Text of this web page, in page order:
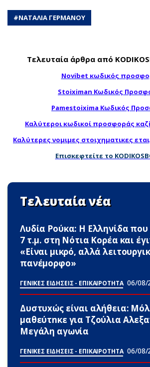
#ΝΑΤΑΛΙΑ ΓΕΡΜΑΝΟΥ
Τελευταία άρθρα από
Novibet κωδικός
Stoiximan Κωδικός
Pamestoixima Κωδικός
Καλύτεροι κωδικοί προσφοράς
Καλύτερες νομιμες στοιχηματικες
Επισκεφτείτε το
Τελευταία νέα
Λυδία Ρούκα: Η Ελληνίδα που
7 τ.μ. στη Νότια Κορέα και
«Είναι μικρό, αλλά
πανέμορφο»
ΓΕΝΙΚΕΣ ΕΙΔΗΣΕΙΣ - ΕΠΙΚΑΙΡΟΤΗΤΑ 06/08/
Δυστυxώς είναι αλήθεια:
μαθεύτnκε για Τζούλια
Μεγάλη αγωνία
ΓΕΝΙΚΕΣ ΕΙΔΗΣΕΙΣ - ΕΠΙΚΑΙΡΟΤΗΤΑ 06/08/